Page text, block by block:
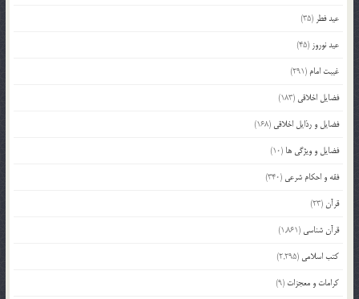
عید فطر (35)
عید نوروز (45)
غیبت امام (291)
فضایل اخلاقی (183)
فضایل و رذایل اخلاقی (168)
فضایل و ویژگی ها (10)
فقه و احکام شرعی (340)
قرآن(23)
قرآن شناسی (1,861)
کتب اسلامی (2,295)
کرامات و معجزات (9)